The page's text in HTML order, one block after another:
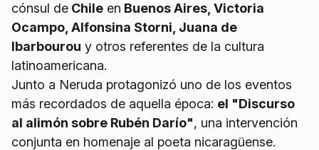
cónsul de Chile en Buenos Aires, Victoria
Ocampo, Alfonsina Storni, Juana de
Ibarbourou y otros referentes de la cultura
latinoamericana.
Junto a Neruda protagonizó uno de los eventos
más recordados de aquella época: el "Discurso
al alimón sobre Rubén Darío", una intervención
conjunta en homenaje al poeta nicaragüense.